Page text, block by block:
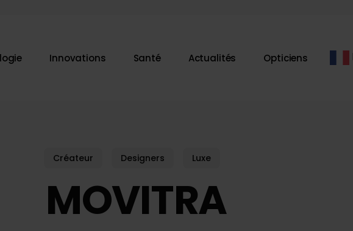
Innovations Santé Actualités Opticiens
Créateur Designers Luxe
MOVITRA